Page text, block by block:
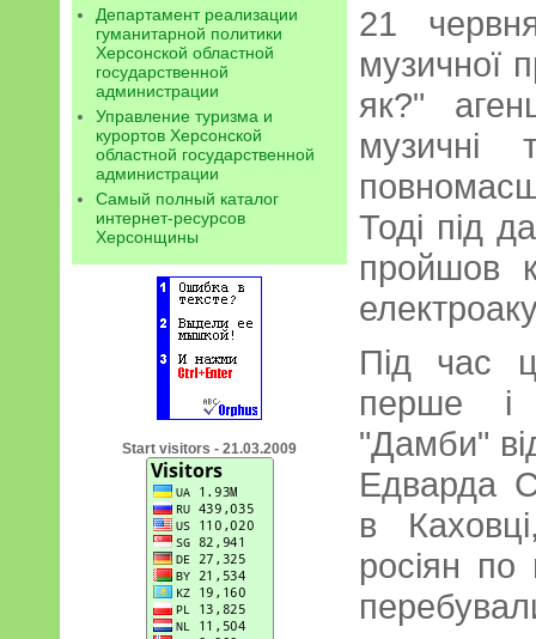
Департамент реализации
гуманитарной политики
Херсонской областной
государственной
администрации
Управление туризма и
курортов Херсонской
областной государственной
администрации
Самый полный каталог
интернет-ресурсов
Херсонщины
Start visitors - 21.03.2009
21
музичної
як?"
музичні
Тоді під
пройшов
Під час
перше і
"Дамби"
Едварда
в
росіян по